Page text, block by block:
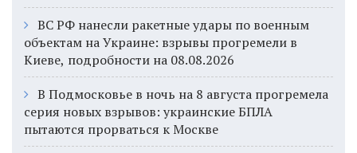
ВС РФ нанесли ракетные удары по военным
объектам на Украине: взрывы прогремели в
Киеве, подробности на 08.08.2026
В Подмосковье в ночь на 8 августа прогремела
серия новых взрывов: украинские БПЛА
пытаются прорваться к Москве